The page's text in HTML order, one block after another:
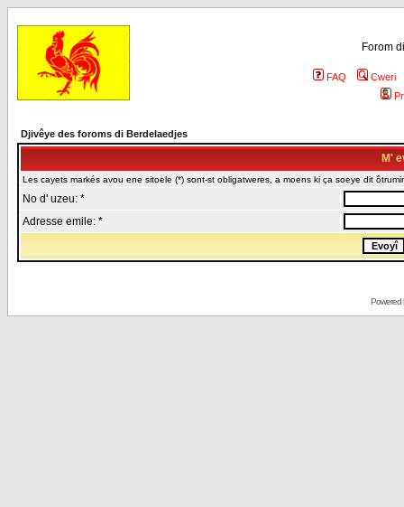
Forom
FAQ
Cweri
Djivêye des foroms di Berdelaedjes
M'
Les cayets markés avou ene sitoele (*) sont-st obligatweres, a moens ki ça soeye dit
No d' uzeu: *
Adresse emile: *
Powered